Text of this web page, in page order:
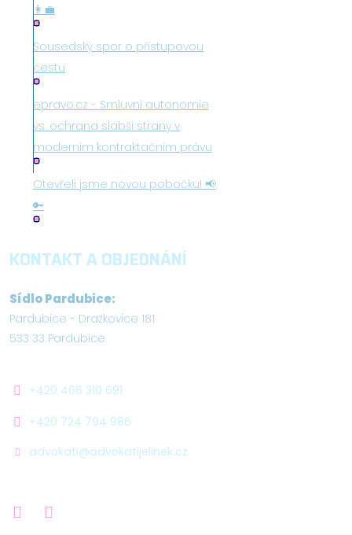
👩‍💼
Sousedský spor o přístupovou
cestu
epravo.cz - Smluvní autonomie
vs. ochrana slabší strany v
moderním kontraktačním právu
Otevřeli jsme novou pobočku! 📢
🔑
KONTAKT A OBJEDNÁNÍ
Sídlo Pardubice:
Pardubice - Dražkovice 181
533 33 Pardubice
+420 466 310 691
+420 724 794 986
advokati@advokatijelinek.cz